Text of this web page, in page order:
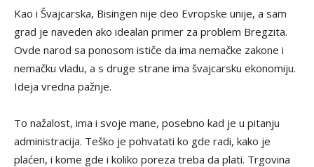
Kao i Švajcarska, Bisingen nije deo Evropske unije, a sam
grad je naveden ako idealan primer za problem Bregzita.
Ovde narod sa ponosom ističe da ima nemačke zakone i
nemačku vladu, a s druge strane ima švajcarsku ekonomiju.
Ideja vredna pažnje.
To nažalost, ima i svoje mane, posebno kad je u pitanju
administracija. Teško je pohvatati ko gde radi, kako je
plaćen, i kome gde i koliko poreza treba da plati. Trgovina